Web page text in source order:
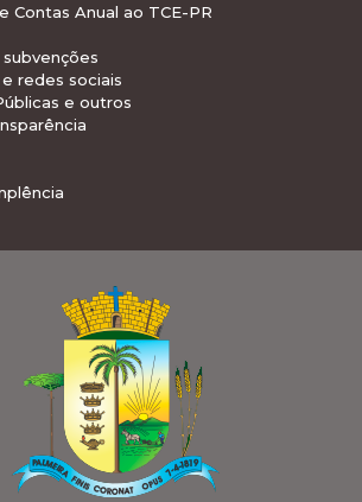
Contas Anual ao TCE-PR
redes sociais
e outros